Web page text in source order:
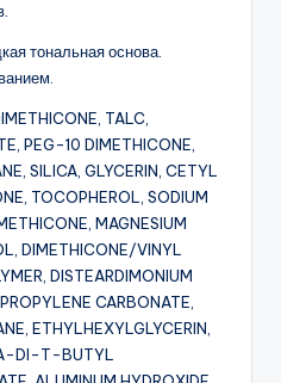
тональная основа.
TALC,
PEG-10 DIMETHICONE,
SILICA, GLYCERIN, CETYL
TOCOPHEROL, SODIUM
MAGNESIUM
DIMETHICONE/VINYL
DISTEARDIMONIUM
CARBONATE,
ETHYLHEXYLGLYCERIN,
DI-T-BUTYL